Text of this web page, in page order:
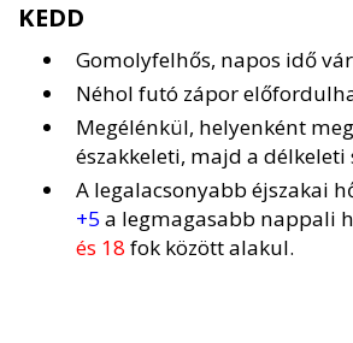
KEDD
Gomolyfelhős, napos idő
Néhol futó zápor
Megélénkül, helyenként
északkeleti, majd a délkeleti
A legalacsonyabb éjszakai
+5 a legmagasabb nappali
és 18 fok között alakul.